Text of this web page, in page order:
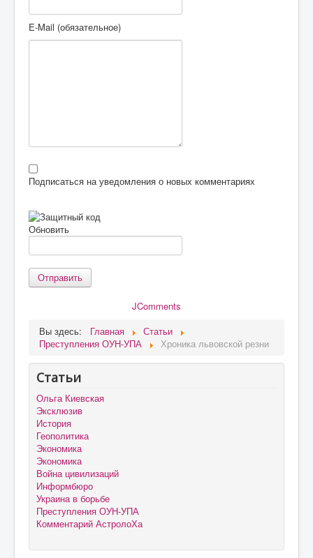
E-Mail (обязательное)
Подписаться на уведомления о новых комментариях
Обновить
Отправить
JComments
Вы здесь:
Главная
Статьи
Преступления ОУН-УПА
Хроника львовской резни
Статьи
Ольга Киевская
Эксклюзив
История
Геополитика
Экономика
Экономика
Война цивилизаций
Информбюро
Украина в борьбе
Преступления ОУН-УПА
Комментарий АстролоХа